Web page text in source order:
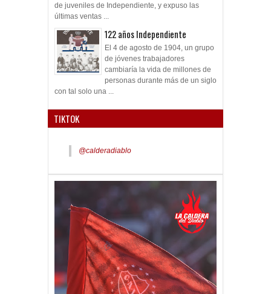
de juveniles de Independiente, y expuso las
últimas ventas ...
122 años Independiente
El 4 de agosto de 1904, un grupo
de jóvenes trabajadores
cambiaría la vida de millones de
personas durante más de un siglo
con tal solo una ...
TIKTOK
@calderadiablo